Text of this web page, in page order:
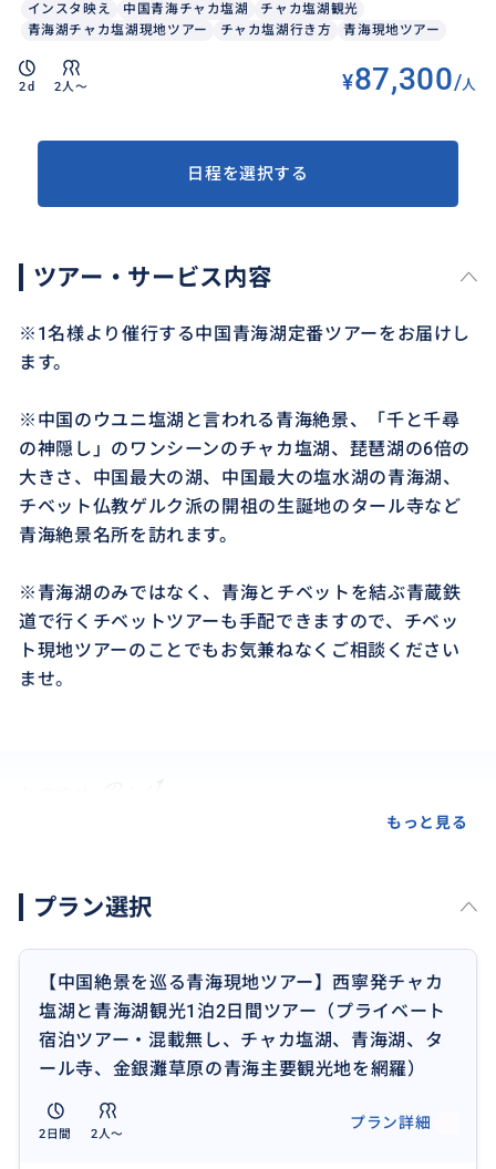
インスタ映え
中国青海チャカ塩湖
チャカ塩湖観光
青海湖チャカ塩湖現地ツアー
チャカ塩湖行き方 青海現地ツアー
2d 2人〜 ¥87,300/人
日程を選択する
ツアー・サービス内容
※1名様より催行する中国青海湖定番ツアーをお届けし
ます。
※中国のウユニ塩湖と言われる青海絶景、「千と千尋
の神隠し」のワンシーンのチャカ塩湖、琵琶湖の6倍の
大きさ、中国最大の湖、中国最大の塩水湖の青海湖、
チベット仏教ゲルク派の開祖の生誕地のタール寺など
青海絶景名所を訪れます。
※青海湖のみではなく、青海とチベットを結ぶ青蔵鉄
道で行くチベットツアーも手配できますので、チベッ
ト現地ツアーのことでもお気兼ねなくご相談ください
ませ。
もっと見る
プラン選択
【中国絶景を巡る青海現地ツアー】西寧発チャカ
塩湖と青海湖観光1泊2日間ツアー（プライベート
宿泊ツアー・混載無し、チャカ塩湖、青海湖、タ
ール寺、金銀灘草原の青海主要観光地を網羅）
2日間 2人〜
プラン詳細